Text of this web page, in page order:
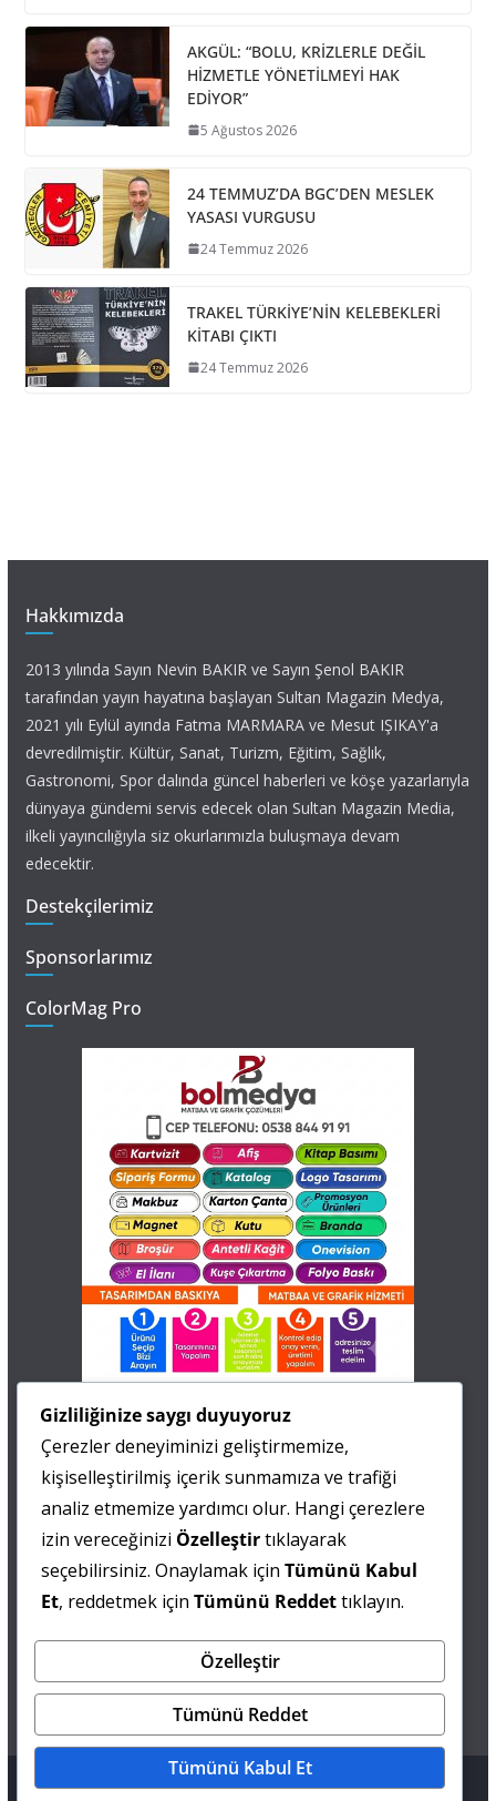
AKGÜL: “BOLU, KRİZLERLE DEĞİL
HİZMETLE YÖNETİLMEYİ HAK
EDİYOR”
5 Ağustos 2026
24 TEMMUZ’DA BGC’DEN MESLEK
YASASI VURGUSU
24 Temmuz 2026
TRAKEL TÜRKİYE’NİN KELEBEKLERİ
KİTABI ÇIKTI
24 Temmuz 2026
Hakkımızda
2013 yılında Sayın Nevin BAKIR ve Sayın Şenol BAKIR
tarafından yayın hayatına başlayan Sultan Magazin Medya,
2021 yılı Eylül ayında Fatma MARMARA ve Mesut IŞIKAY'a
devredilmiştir. Kültür, Sanat, Turizm, Eğitim, Sağlık,
Gastronomi, Spor dalında güncel haberleri ve köşe yazarlarıyla
dünyaya gündemi servis edecek olan Sultan Magazin Media,
ilkeli yayıncılığıyla siz okurlarımızla buluşmaya devam
edecektir.
Destekçilerimiz
Sponsorlarımız
ColorMag Pro
0 505 677 40 87
Fatma MARMARA
0 538 844 90 90
Mesut IŞIKAY
admin@sultanmagazin.com
Gizliliğinize saygı duyuyoruz
Çerezler deneyiminizi geliştirmemize,
kişiselleştirilmiş içerik sunmamıza ve trafiği
analiz etmemize yardımcı olur. Hangi çerezlere
izin vereceğinizi Özelleştirtıklayarak
seçebilirsiniz. Onaylamak için Tümünü Kabul
Et, reddetmek için Tümünü Reddettıklayın.
Özelleştir
Tümünü Reddet
Tümünü Kabul Et